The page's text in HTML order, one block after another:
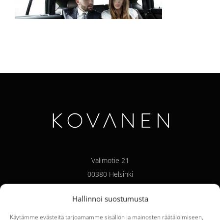
Hallinnoi suostumusta
Käytämme evästeitä tarjoamamme sisällön ja mainosten räätälöimiseen,
Valimotie 21
00380 Helsinki